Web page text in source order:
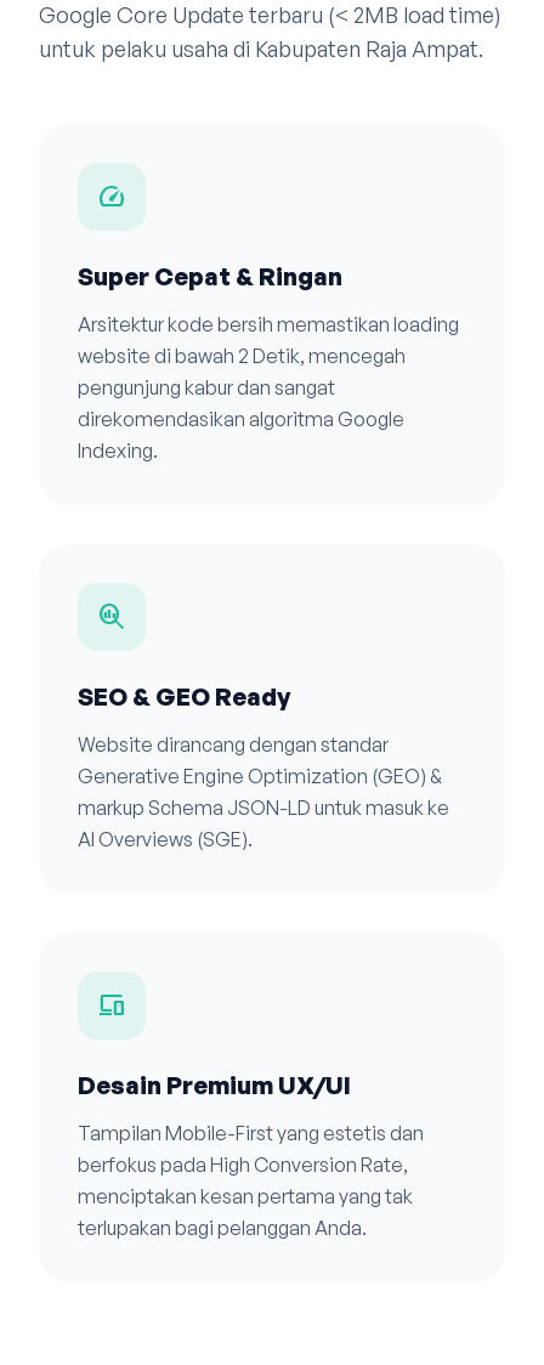
Google Core Update terbaru (< 2MB load time)
untuk pelaku usaha di Kabupaten Raja Ampat.
speed
Super Cepat & Ringan
Arsitektur kode bersih memastikan loading
website di bawah 2 Detik, mencegah
pengunjung kabur dan sangat
direkomendasikan algoritma Google
Indexing.
search_insights
SEO & GEO Ready
Website dirancang dengan standar
Generative Engine Optimization (GEO) &
markup Schema JSON-LD untuk masuk ke
AI Overviews (SGE).
devices
Desain Premium UX/UI
Tampilan Mobile-First yang estetis dan
berfokus pada High Conversion Rate,
menciptakan kesan pertama yang tak
terlupakan bagi pelanggan Anda.